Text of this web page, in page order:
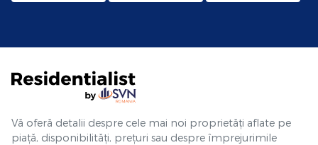
Vă oferă detalii despre cele mai noi proprietăți aflate pe
piață, disponibilități, prețuri sau despre împrejurimile